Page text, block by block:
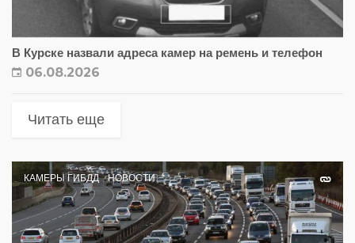
В Курске назвали адреса камер на ремень и телефон
06.08.2026
Читать еще
КАМЕРЫ ГИБДД НОВОСТИ